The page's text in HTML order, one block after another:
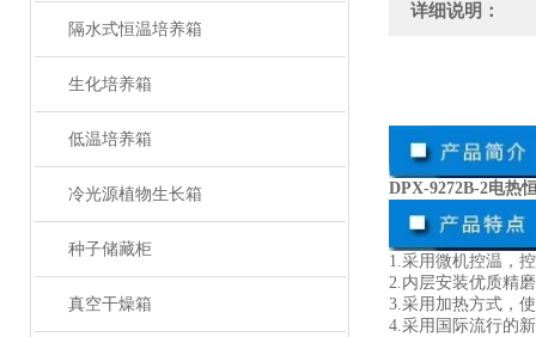
隔水式恒温培养箱
生化培养箱
低温培养箱
冷光源植物生长箱
种子储藏柜
真空干燥箱
详细说明：
DPX-9272B-2电热
1.采用微机控温，
2.内层安装优质精
3.采用加热方式，
4.采用国际流行的